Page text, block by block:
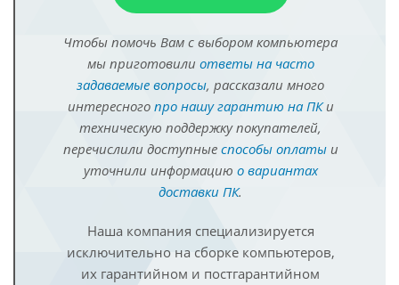
Чтобы помочь Вам с выбором компьютера
мы приготовили ответы на часто
задаваемые вопросы, рассказали много
интересного про нашу гарантию на ПКи
техническую поддержку покупателей,
перечислили доступные способы оплатыи
уточнили информацию о вариантах
доставки ПК.
Наша компания специализируется
исключительно на сборке компьютеров,
их гарантийном и постгарантийном